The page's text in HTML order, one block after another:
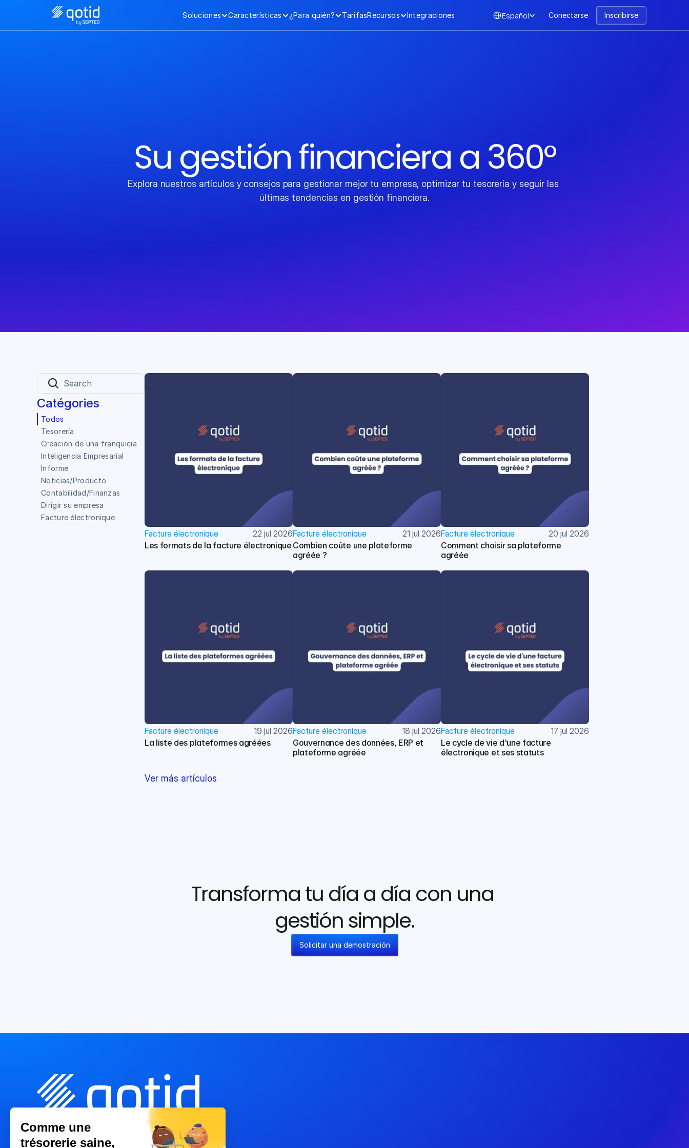
Comme une
trésorerie saine,
Soluciones Características ¿Para quién? TarifasRecursos Integraciones Español Conectarse Inscribirse
Su gestión financiera a 360°
Explora nuestros artículos y consejos para gestionar mejor tu empresa, optimizar tu tesorería y seguir las
últimas tendencias en gestión financiera.
Search
Catégories
Todos
Tesorería
Creación de una franquicia
Inteligencia Empresarial
Informe
Noticias/Producto
Contabilidad/Finanzas
Dirigir su empresa
Facture électronique
Facture électronique
22 jul 2026
Les formats de la facture électronique
Facture électronique
21 jul 2026
Combien coûte une plateforme
agréée ?
Facture électronique
20 jul 2026
Comment choisir sa plateforme
agréée
Facture électronique
19 jul 2026
La liste des plateformes agréées
Facture électronique
18 jul 2026
Gouvernance des données, ERP et
plateforme agréée
Facture électronique
17 jul 2026
Le cycle de vie d'une facture
électronique et ses statuts
Ver más artículos
Transforma tu día a día con una
gestión simple.
Solicitar una demostración